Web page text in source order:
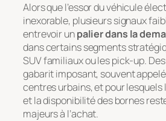
Alors que l’essor du véhicule
inexorable, plusieurs signaux
entrevoir unpalier dans la
dans certains segments
SUV familiaux ou les pick-up.
gabarit imposant, souvent
centres urbains, et pour lesquels
et la disponibilité des bornes
majeurs à l’achat.